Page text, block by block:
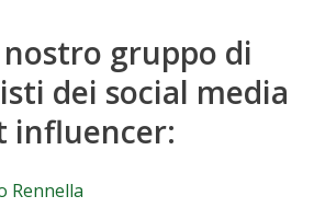
gruppo di
dei social media
influencer:
Rennella